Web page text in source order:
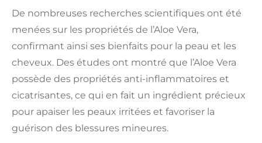
De nombreuses recherches scientifiques ont été
menées sur les propriétés de l’Aloe Vera,
confirmant ainsi ses bienfaits pour la peau et les
cheveux. Des études ont montré que l’Aloe Vera
possède des propriétés anti-inflammatoires et
cicatrisantes, ce qui en fait un ingrédient précieux
pour apaiser les peaux irritées et favoriser la
guérison des blessures mineures.